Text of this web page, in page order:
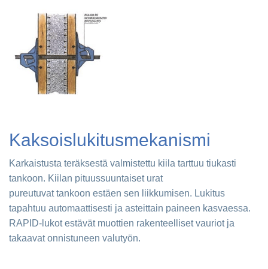
Kaksoislukitusmekanismi
Karkaistusta teräksestä valmistettu kiila tarttuu tiukasti
tankoon. Kiilan pituussuuntaiset urat
pureutuvat tankoon estäen sen liikkumisen. Lukitus
tapahtuu automaattisesti ja asteittain paineen kasvaessa.
RAPID-lukot estävät muottien rakenteelliset vauriot ja
takaavat onnistuneen valutyön.